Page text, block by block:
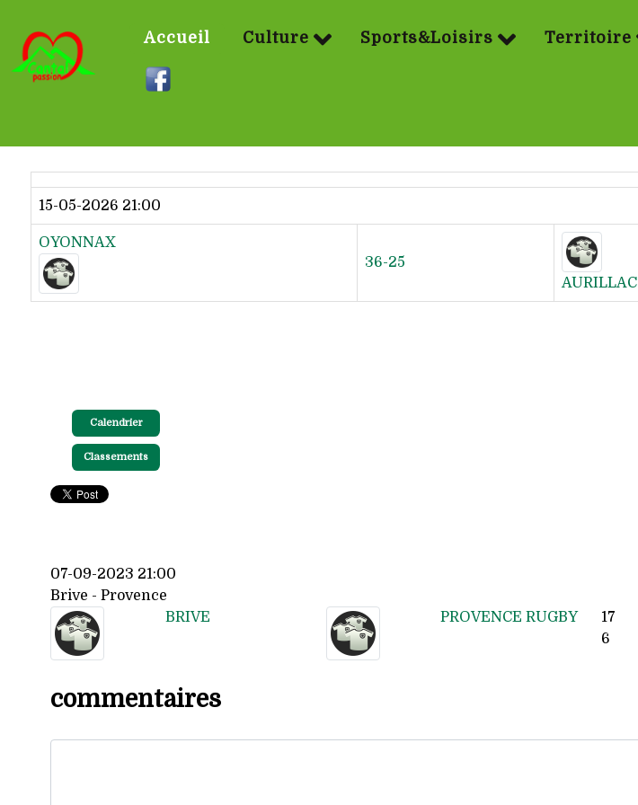
Accueil Culture Sports&Loisirs Territoire
15-05-2026 21:00
OYONNAX
36-25
AURILLAC
Calendrier
Classements
07-09-2023 21:00
Brive - Provence
BRIVE
PROVENCE RUGBY
17
6
commentaires